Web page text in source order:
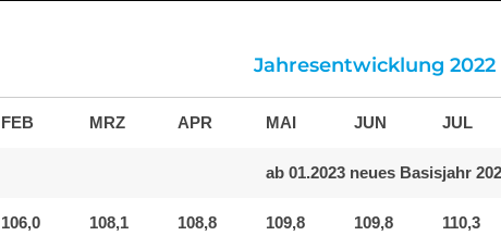
Jahresentwicklung 2022
FEB MRZ APR MAI JUN JUL
ab 01.2023 neues Basisjahr
106,0 108,1 108,8 109,8 109,8 110,3